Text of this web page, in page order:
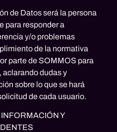
de Datos será la persona
para responder a
y/o problemas
de la normativa
parte de SOMMOS para
aclarando dudas y
sobre lo que se hará
de cada usuario.
Y